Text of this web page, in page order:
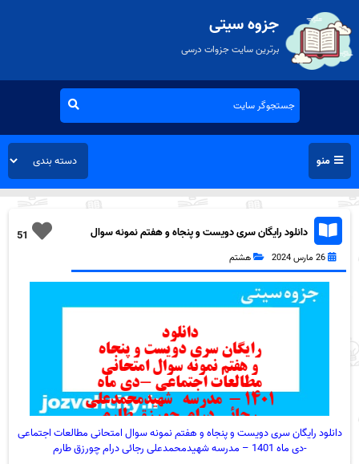
جزوه سیتی
برترین سایت جزوات درسی
منو
51
دانلود رایگان سری دویست و پنجاه و هفتم نمونه سوال
مطالعات اجتماعی هشتم به همراه pdf
26 مارس 2024 هشتم
دانلود رایگان سری دویست و پنجاه و هفتم نمونه سوال امتحانی مطالعات اجتماعی
-دی ماه 1401 – مدرسه شهیدمحمدعلی رجائی درام چورزق طارم